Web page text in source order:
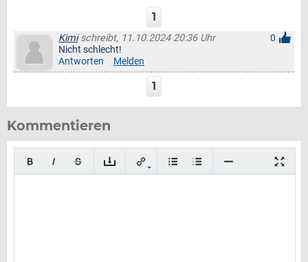
1
Kimischreibt, 11.10.2024 20:36 Uhr
0
Nicht schlecht!
Antworten
Melden
1
Kommentieren